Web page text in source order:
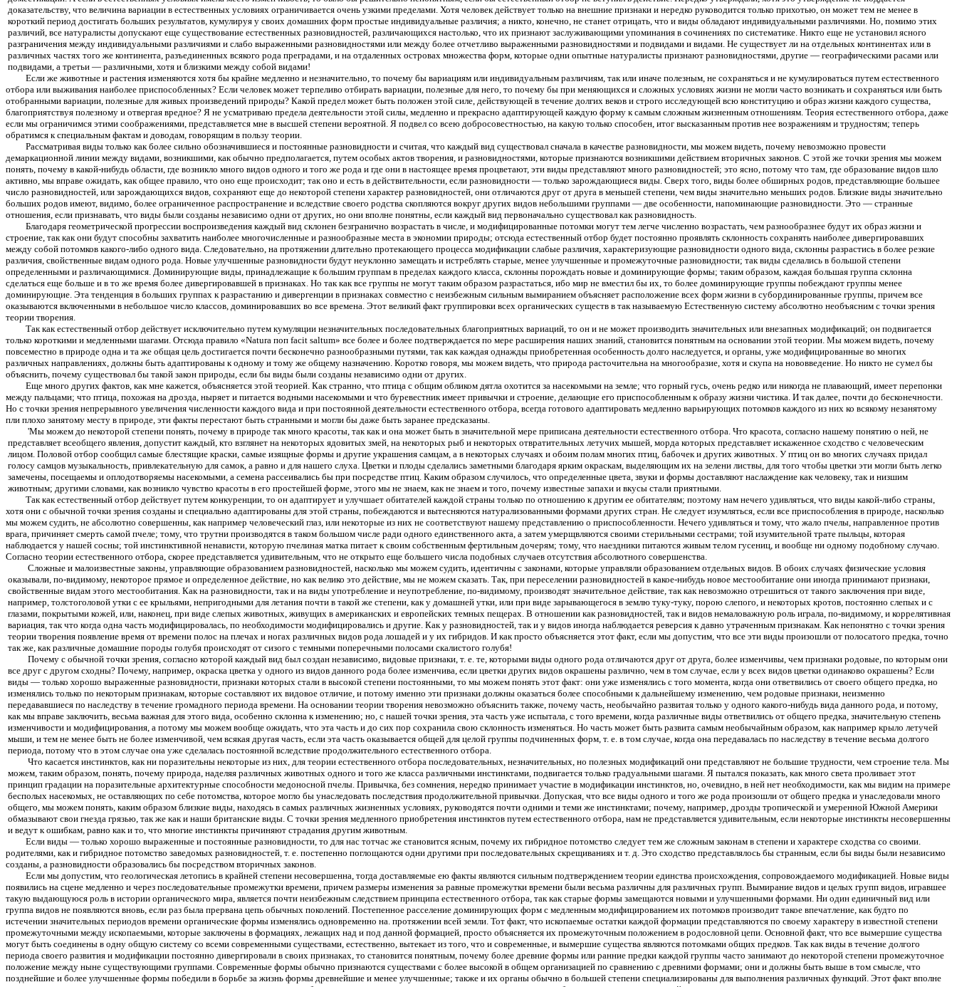
доказательству, что величина вариации в естественных условиях ограничивается очень узкими пределами. Хотя человек действует только на внешние признаки и нередко руководится только прихотью, он может тем не менее в
короткий период достигать больших результатов, кумулируя у своих домашних форм простые индивидуальные различия; а никто, конечно, не станет отрицать, что и виды обладают индивидуальными различиями. Но, помимо этих
различий, все натуралисты допускают еще существование естественных разновидностей, различающихся настолько, что их признают заслуживающими упоминания в сочинениях по систематике. Никто еще не установил ясного
разграничения между индивидуальными различиями и слабо выраженными разновидностями или между более отчетливо выраженными разновидностями и подвидами и видами. Не существует ли на отдельных континентах или в
различных частях того же континента, разъединенных всякого рода преградами, и на отдаленных островах множества форм, которые одни опытные натуралисты признают разновидностями, другие — географическими расами или
подвидами, а третьи — различными, хотя и близкими между собой видами!
Если же животные и растения изменяются хотя бы крайне медленно и незначительно, то почему бы вариациям или индивидуальным различиям, так или иначе полезным, не сохраняться и не кумулироваться путем естественного
отбора или выживания наиболее приспособленных? Если человек может терпеливо отбирать вариации, полезные для него, то почему бы при меняющихся и сложных условиях жизни не могли часто возникать и сохраняться или быть
отобранными вариации, полезные для живых произведений природы? Какой предел может быть положен этой силе, действующей в течение долгих веков и строго исследующей всю конституцию и образ жизни каждого существа,
благоприятствуя полезному и отвергая вредное? Я не усматриваю предела деятельности этой силы, медленно и прекрасно адаптирующей каждую форму к самым сложным жизненным отношениям. Теория естественного отбора, даже
если мы ограничимся этими соображениями, представляется мне в высшей степени вероятной. Я подвел со всею добросовестностью, на какую только способен, итог высказанным против нее возражениям и трудностям; теперь
обратимся к специальным фактам и доводам, говорящим в пользу теории.
Рассматривая виды только как более сильно обозначившиеся и постоянные разновидности и считая, что каждый вид существовал сначала в качестве разновидности, мы можем видеть, почему невозможно провести
демаркационной линии между видами, возникшими, как обычно предполагается, путем особых актов творения, и разновидностями, которые признаются возникшими действием вторичных законов. С этой же точки зрения мы можем
понять, почему в какой-нибудь области, где возникло много видов одного и того же рода и где они в настоящее время процветают, эти виды представляют много разновидностей; это ясно, потому что там, где образование видов шло
активно, мы вправе ожидать, как общее правило, что оно еще происходит; так оно и есть в действительности, если разновидности — только зарождающиеся виды. Сверх того, виды более обширных родов, представляющие большее
число разновидностей, или зарождающихся видов, сохраняют еще до некоторой степени характер разновидностей, они отличаются друг от друга в меньшей степени, чем виды значительно меньших родов. Близкие виды значительно
больших родов имеют, видимо, более ограниченное распространение и вследствие своего родства скопляются вокруг других видов небольшими группами — две особенности, напоминающие разновидности. Это — странные
отношения, если признавать, что виды были созданы независимо одни от других, но они вполне понятны, если каждый вид первоначально существовал как разновидность.
Благодаря геометрической прогрессии воспроизведения каждый вид склонен безгранично возрастать в числе, и модифицированные потомки могут тем легче численно возрастать, чем разнообразнее будут их образ жизни и
строение, так как они будут способны захватить наиболее многочисленные и разнообразные места в экономии природы; отсюда естественный отбор будет постоянно проявлять склонность сохранять наиболее дивергировавших
между собой потомков какого-либо одного вида. Следовательно, на протяжении длительно протекающего процесса модификации слабые различия, характеризующие разновидности одного вида, склонны разрастись в более резкие
различия, свойственные видам одного рода. Новые улучшенные разновидности будут неуклонно замещать и истреблять старые, менее улучшенные и промежуточные разновидности; так виды сделались в большой степени
определенными и различающимися. Доминирующие виды, принадлежащие к большим группам в пределах каждого класса, склонны порождать новые и доминирующие формы; таким образом, каждая большая группа склонна
сделаться еще больше и в то же время более дивергировавшей в признаках. Но так как все группы не могут таким образом разрастаться, ибо мир не вместил бы их, то более доминирующие группы побеждают группы менее
доминирующие. Эта тенденция в больших группах к разрастанию и дивергенции в признаках совместно с неизбежным сильным вымиранием объясняет расположение всех форм жизни в субординированные группы, причем все
оказываются включенными в небольшое число классов, доминировавших во все времена. Этот великий факт группировки всех органических существ в так называемую Естественную систему абсолютно необъясним с точки зрения
теории творения.
Так как естественный отбор действует исключительно путем кумуляции незначительных последовательных благоприятных вариаций, то он и не может производить значительных или внезапных модификаций; он подвигается
только короткими и медленными шагами. Отсюда правило «Natura поп facit saltum» все более и более подтверждается по мере расширения наших знаний, становится понятным на основании этой теории. Мы можем видеть, почему
повсеместно в природе одна и та же общая цель достигается почти бесконечно разнообразными путями, так как каждая однажды приобретенная особенность долго наследуется, и органы, уже модифицированные во многих
различных направлениях, должны быть адаптированы к одному и тому же общему назначению. Коротко говоря, мы можем видеть, что природа расточительна на многообразие, хотя и скупа на нововведение. Но никто не сумел бы
объяснить, почему существовал бы такой закон природы, если бы виды были созданы независимо одни от других.
Еще много других фактов, как мне кажется, объясняется этой теорией. Как странно, что птица с общим обликом дятла охотится за насекомыми на земле; что горный гусь, очень редко или никогда не плавающий, имеет перепонки
между пальцами; что птица, похожая на дрозда, ныряет и питается водными насекомыми и что буревестник имеет привычки и строение, делающие его приспособленным к образу жизни чистика. И так далее, почти до бесконечности.
Но с точки зрения непрерывного увеличения численности каждого вида и при постоянной деятельности естественного отбора, всегда готового адаптировать медленно варьирующих потомков каждого из них ко всякому незанятому
пли плохо занятому месту в природе, эти факты перестают быть странными и могли бы даже быть заранее предсказаны.
'Мы можем до некоторой степени понять, почему в природе так много красоты, так как и она может быть в значительной мере приписана деятельности естественного отбора. Что красота, согласно нашему понятию о ней, не
представляет всеобщего явления, допустит каждый, кто взглянет на некоторых ядовитых змей, на некоторых рыб и некоторых отвратительных летучих мышей, морда которых представляет искаженное сходство с человеческим
лицом. Половой отбор сообщил самые блестящие краски, самые изящные формы и другие украшения самцам, а в некоторых случаях и обоим полам многих птиц, бабочек и других животных. У птиц он во многих случаях придал
голосу самцов музыкальность, привлекательную для самок, а равно и для нашего слуха. Цветки и плоды сделались заметными благодаря ярким окраскам, выделяющим их на зелени листвы, для того чтобы цветки эти могли быть легко
замечены, посещаемы и оплодотворяемы насекомыми, а семена рассеивались бы при посредстве птиц. Каким образом случилось, что определенные цвета, звуки и формы доставляют наслаждение как человеку, так и низшим
животным; другими словами, как возникло чувство красоты в его простейшей форме, этого мы не знаем, как не знаем и того, почему известные запахи и вкусы стали приятными.
Так как естественный отбор действует путем конкуренции, то он адаптирует и улучшает обитателей каждой страны только по отношению к другим ее обитателям; поэтому нам нечего удивляться, что виды какой-либо страны,
хотя они с обычной точки зрения созданы и специально адаптированы для этой страны, побеждаются и вытесняются натурализованными формами других стран. Не следует изумляться, если все приспособления в природе, насколько
мы можем судить, не абсолютно совершенны, как например человеческий глаз, или некоторые из них не соответствуют нашему представлению о приспособленности. Нечего удивляться и тому, что жало пчелы, направленное против
врага, причиняет смерть самой пчеле; тому, что трутни производятся в таком большом числе ради одного единственного акта, а затем умерщвляются своими стерильными сестрами; той изумительной трате пыльцы, которая
наблюдается у нашей сосны; той инстинктивной ненависти, которую пчелиная матка питает к своим собственным фертильным дочерям; тому, что наездники питаются живым телом гусениц, и вообще ни одному подобному случаю.
Согласно теории естественного отбора, скорее представляется удивительным, что не открыто еще большего числа подобных случаев отсутствия абсолютного совершенства.
Сложные и малоизвестные законы, управляющие образованием разновидностей, насколько мы можем судить, идентичны с законами, которые управляли образованием отдельных видов. В обоих случаях физические условия
оказывали, по-видимому, некоторое прямое и определенное действие, но как велико это действие, мы не можем сказать. Так, при переселении разновидностей в какое-нибудь новое местообитание они иногда принимают признаки,
свойственные видам этого местообитания. Как на разновидности, так и на виды употребление и неупотребление, по-видимому, производят значительное действие, так как невозможно отрешиться от такого заключения при виде,
например, толстоголовой утки с ее крыльями, непригодными для летания почти в такой же степени, как у домашней утки, или при виде зарывающегося в землю туку-туку, порою слепого, и некоторых кротов, постоянно слепых и с
глазами, покрытыми кожей, или, наконец, при виде слепых животных, живущих в американских и европейских темных пещерах. В отношении как разновидностей, так и видов немаловажную роль играла, по-видимому, и коррелятивная
вариация, так что когда одна часть модифицировалась, по необходимости модифицировались и другие. Как у разновидностей, так и у видов иногда наблюдается реверсия к давно утраченным признакам. Как непонятно с точки зрения
теории творения появление время от времени полос на плечах и ногах различных видов рода лошадей и у их гибридов. И как просто объясняется этот факт, если мы допустим, что все эти виды произошли от полосатого предка, точно
так же, как различные домашние породы голубя происходят от сизого с темными поперечными полосами скалистого голубя!
Почему с обычной точки зрения, согласно которой каждый вид был создан независимо, видовые признаки, т. е. те, которыми виды одного рода отличаются друг от друга, более изменчивы, чем признаки родовые, по которым они
все друг с другом сходны? Почему, например, окраска цветка у одного из видов данного рода более изменчива, если цветки других видов окрашены различно, чем в том случае, если у всех видов цветки одинаково окрашены? Если
виды — только хорошо выраженные разновидности, признаки которых стали в высокой степени постоянными, то мы можем понять этот факт: они уже изменялись с того момента, когда они ответвились от своего общего предка, но
изменялись только по некоторым признакам, которые составляют их видовое отличие, и потому именно эти признаки должны оказаться более способными к дальнейшему изменению, чем родовые признаки, неизменно
передававшиеся по наследству в течение громадного периода времени. На основании теории творения невозможно объяснить также, почему часть, необычайно развитая только у одного какого-нибудь вида данного рода, и потому,
как мы вправе заключить, весьма важная для этого вида, особенно склонна к изменению; но, с нашей точки зрения, эта часть уже испытала, с того времени, когда различные виды ответвились от общего предка, значительную степень
изменчивости и модифицирования, а потому мы можем вообще ожидать, что эта часть и до сих пор сохранила свою склонность изменяться. Но часть может быть развита самым необычайным образом, как например крыло летучей
мыши, и тем не менее быть не более изменчивой, чем всякая другая часть, если эта часть оказывается общей для целой группы подчиненных форм, т. е. в том случае, когда она передавалась по наследству в течение весьма долгого
периода, потому что в этом случае она уже сделалась постоянной вследствие продолжительного естественного отбора.
Что касается инстинктов, как ни поразительны некоторые из них, для теории естественного отбора последовательных, незначительных, но полезных модификаций они представляют не большие трудности, чем строение тела. Мы
можем, таким образом, понять, почему природа, наделяя различных животных одного и того же класса различными инстинктами, подвигается только градуальными шагами. Я пытался показать, как много света проливает этот
принцип градации на поразительные архитектурные способности медоносной пчелы. Привычка, без сомнения, нередко принимает участие в модификации инстинктов, но, очевидно, в ней нет необходимости, как мы видим на примере
бесполых насекомых, не оставляющих по себе потомства, которое могло бы унаследовать последствия продолжительной привычки. Допуская, что все виды одного и того же рода произошли от общего предка и унаследовали много
общего, мы можем понять, каким образом близкие виды, находясь в самых различных жизненных условиях, руководятся почти одними и теми же инстинктами; почему, например, дрозды тропической и умеренной Южной Америки
обмазывают свои гнезда грязью, так же как и наши британские виды. С точки зрения медленного приобретения инстинктов путем естественного отбора, нам не представляется удивительным, если некоторые инстинкты несовершенны
и ведут к ошибкам, равно как и то, что многие инстинкты причиняют страдания другим животным.
Если виды — только хорошо выраженные и постоянные разновидности, то для нас тотчас же становится ясным, почему их гибридное потомство следует тем же сложным законам в степени и характере сходства со своими.
родителями, как и гибридное потомство заведомых разновидностей, т. е. постепенно поглощаются одни другими при последовательных скрещиваниях и т. д. Это сходство представлялось бы странным, если бы виды были независимо
созданы, а разновидности образовались бы посредством вторичных законов.
Если мы допустим, что геологическая летопись в крайней степени несовершенна, тогда доставляемые ею факты являются сильным подтверждением теории единства происхождения, сопровождаемого модификацией. Новые виды
появились на сцене медленно и через последовательные промежутки времени, причем размеры изменения за равные промежутки времени были весьма различны для различных групп. Вымирание видов и целых групп видов, игравшее
такую выдающуюся роль в истории органического мира, является почти неизбежным следствием принципа естественного отбора, так как старые формы замещаются новыми и улучшенными формами. Ни один единичный вид или
группа видов не появляются вновь, если раз была прервана цепь обычных поколений. Постепенное расселение доминирующих форм с медленным модифицированием их потомков производит такое впечатление, как будто по
истечении значительных периодов времени органические формы изменялись одновременно на. протяжении всей земли. Тот факт, что ископаемые остатки каждой формации представляются по своему характеру в известной степени
промежуточными между ископаемыми, которые заключены в формациях, лежащих над и под данной формацией, просто объясняется их промежуточным положением в родословной цепи. Основной факт, что все вымершие существа
могут быть соединены в одну общую систему со всеми современными существами, естественно, вытекает из того, что и современные, и вымершие существа являются потомками общих предков. Так как виды в течение долгого
периода своего развития и модификации постоянно дивергировали в своих признаках, то становится понятным, почему более древние формы или ранние предки каждой группы часто занимают до некоторой степени промежуточное
положение между ныне существующими группами. Современные формы обычно признаются существами с более высокой в общем организацией по сравнению с древними формами; они и должны быть выше в том смысле, что
позднейшие и более улучшенные формы победили в борьбе за жизнь формы древнейшие и менее улучшенные; также и их органы обычно в большей степени специализированы для выполнения различных функций. Этот факт вполне